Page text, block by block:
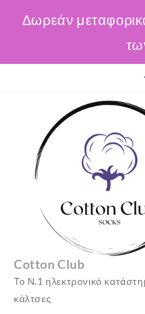
Δωρεάν
Cotton Club
Το Ν.1 ηλεκτρονικό
κάλτσες